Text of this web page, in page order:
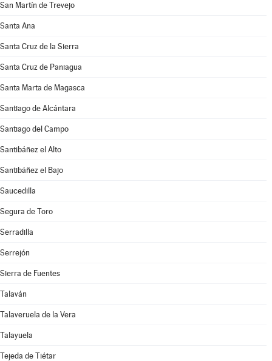
San Martín de Trevejo
Santa Ana
Santa Cruz de la Sierra
Santa Cruz de Paniagua
Santa Marta de Magasca
Santiago de Alcántara
Santiago del Campo
Santibáñez el Alto
Santibáñez el Bajo
Saucedilla
Segura de Toro
Serradilla
Serrejón
Sierra de Fuentes
Talaván
Talaveruela de la Vera
Talayuela
Tejeda de Tiétar